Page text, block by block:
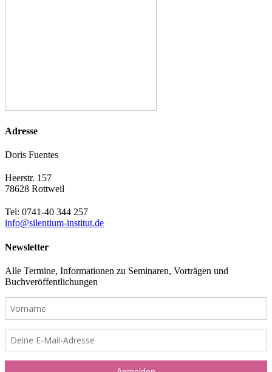
Adresse
Doris Fuentes
Heerstr. 157
78628 Rottweil
Tel: 0741-40 344 257
info@silentium-institut.de
Newsletter
Alle Termine, Informationen zu Seminaren, Vorträgen und
Buchveröffentlichungen